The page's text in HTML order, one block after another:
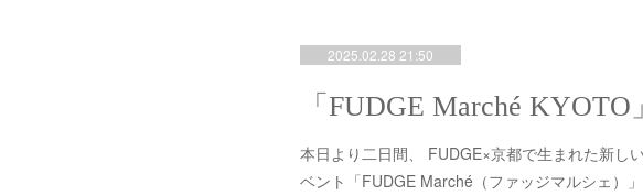
2025.02.28 21:50
「FUDGE Marché KYOTO」
本日より二日間、 FUDGE×京都で生まれた新し
ベント「FUDGE Marché（ファッジマルシェ）